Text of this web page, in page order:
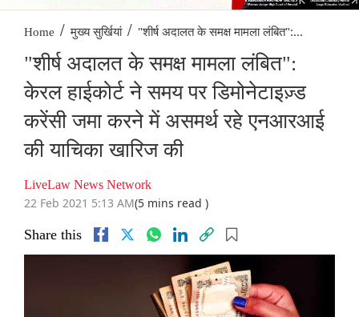
Home / मुख्य सुर्खियां / "शीर्ष अदालत के समक्ष मामला लंबित":...
"शीर्ष अदालत के समक्ष मामला लंबित":
केरल हाईकोर्ट ने समय पर डिमोनेटाइज़्ड
करेंसी जमा करने में असमर्थ रहे एनआरआई
की याचिका खारिज की
LiveLaw News Network
22 Feb 2021 5:13 AM(5 mins read )
Share this